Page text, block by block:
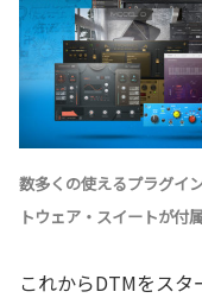
数多くの使えるプラグイ
トウェア・スイートが付
これからDTMをス